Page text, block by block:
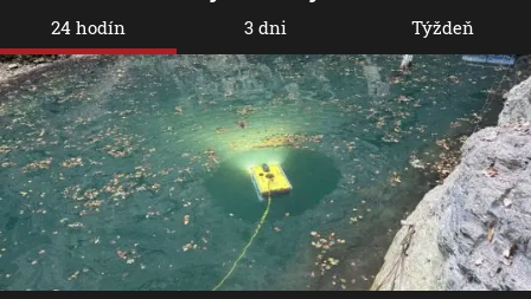
24 hodín 3 dni Týždeň